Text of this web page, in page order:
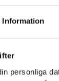
Information
personliga
*